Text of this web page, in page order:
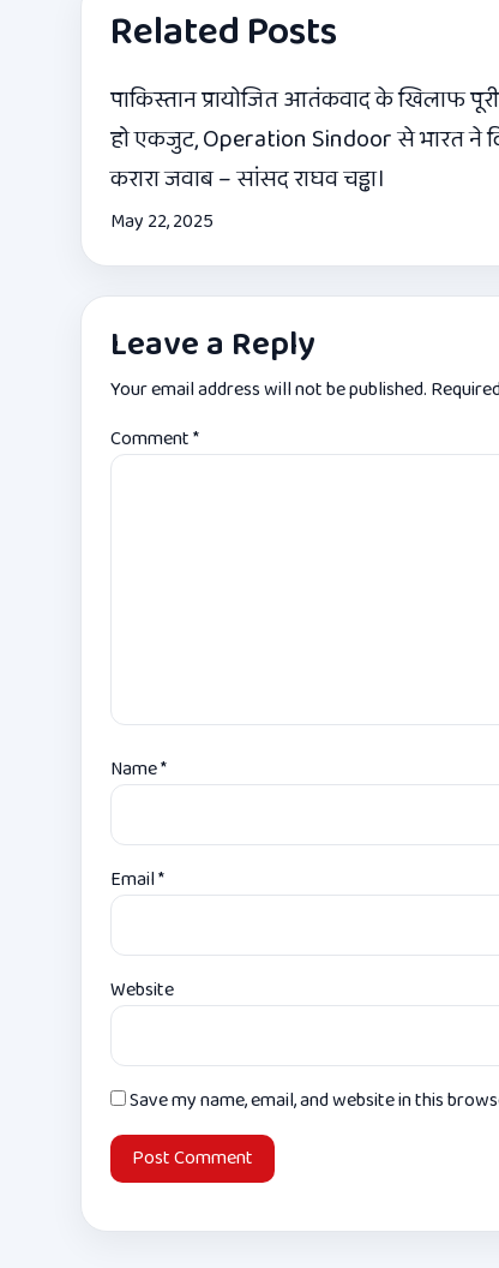
Related Posts
पाकिस्तान प्रायोजित आतंकवाद के खिलाफ
हो एकजुट, Operation Sindoor से भारत ने
करारा जवाब – सांसद राघव चड्ढा।
May 22, 2025
Leave a Reply
Your email address will not be published.
Comment*
Name*
Email*
Website
Save my name, email, and website in this